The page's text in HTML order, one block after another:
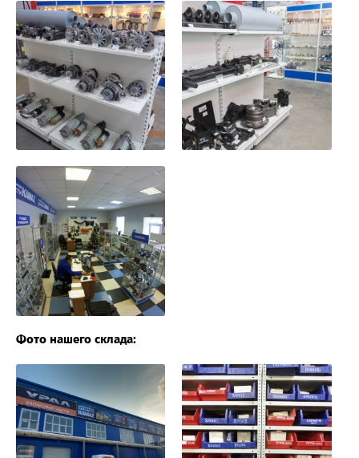
Фото нашего склада: